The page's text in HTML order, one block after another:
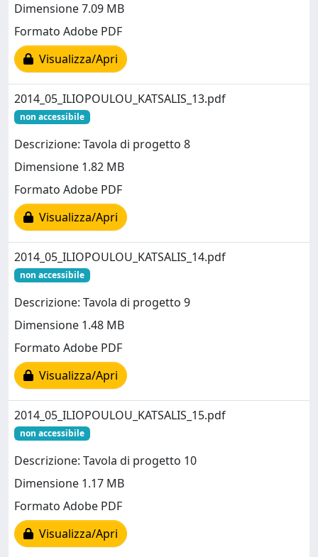
Dimensione 7.09 MB
Formato Adobe PDF
Visualizza/Apri
2014_05_ILIOPOULOU_KATSALIS_13.pdf
non accessibile
Descrizione: Tavola di progetto 8
Dimensione 1.82 MB
Formato Adobe PDF
Visualizza/Apri
2014_05_ILIOPOULOU_KATSALIS_14.pdf
non accessibile
Descrizione: Tavola di progetto 9
Dimensione 1.48 MB
Formato Adobe PDF
Visualizza/Apri
2014_05_ILIOPOULOU_KATSALIS_15.pdf
non accessibile
Descrizione: Tavola di progetto 10
Dimensione 1.17 MB
Formato Adobe PDF
Visualizza/Apri